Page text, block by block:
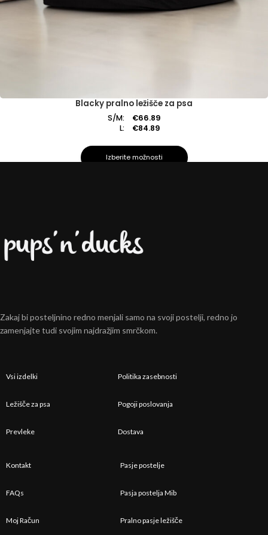
Blacky pralno ležišče za psa
S/M: €66.89
L:
€84.89
Izberite možnosti
Zakaj bi posteljnino redno menjali samo na svoji postelji, redno jo
zamenjajte tudi svojim najdražjim smrčkom.
Vsi izdelki
Ležišče za psa
Prevleke
Politika zasebnosti
Pogoji poslovanja
Dostava
Kontakt
FAQs
Moj Račun
Pasje postelje
Pasja postelja Mib
Pralno pasje ležišče